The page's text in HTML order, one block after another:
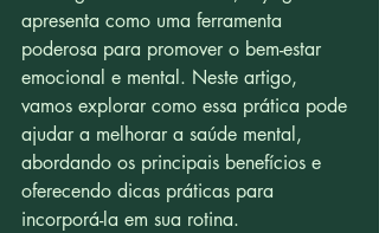
apresenta como uma ferramenta
poderosa para promover o bem-estar
emocional e mental. Neste artigo,
vamos explorar como essa prática pode
ajudar a melhorar a saúde mental,
abordando os principais benefícios e
oferecendo dicas práticas para
incorporá-la em sua rotina.